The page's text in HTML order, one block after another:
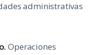
administrativas
Operaciones